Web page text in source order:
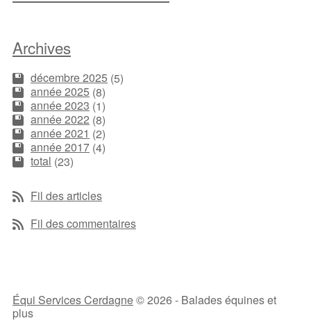
Archives
décembre 2025 (5)
année 2025 (8)
année 2023 (1)
année 2022 (8)
année 2021 (2)
année 2017 (4)
total (23)
Fil des articles
Fil des commentaires
Équi Services Cerdagne© 2026 - Balades équines et
plus